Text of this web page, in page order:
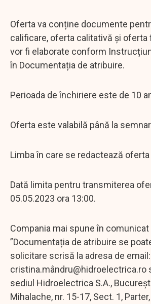
Oferta va conține documente
calificare, oferta calitativă și oferta
vor fi elaborate conform
în Documentația de atribuire.
Perioada de închiriere este de 10
Oferta este valabilă până la
Limba în care se redactează
Dată limita pentru transmiterea
05.05.2023 ora 13:00.
Compania mai spune în comunicat
”Documentația de atribuire se
solicitare scrisă la adresa de email:
cristina.mândru@hidroelectrica.ro
sediul Hidroelectrica S.A.,
Mihalache, nr. 15-17, Sect. 1,